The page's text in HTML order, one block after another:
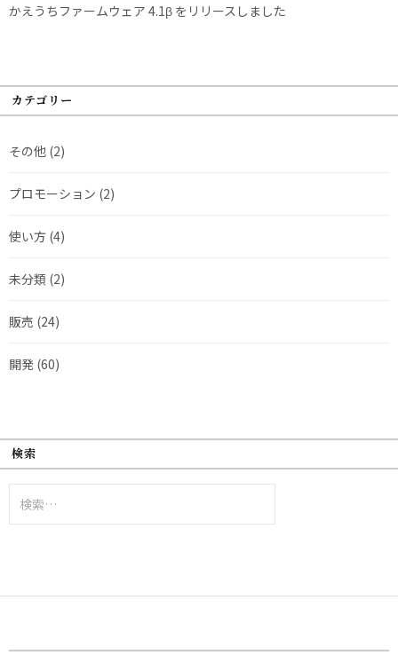
かえうちファームウェア 4.1β をリリースしました
カテゴリー
その他 (2)
プロモーション (2)
使い方 (4)
未分類 (2)
販売 (24)
開発 (60)
検索
索: